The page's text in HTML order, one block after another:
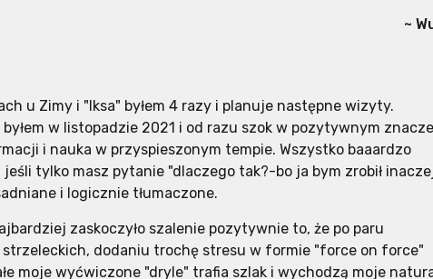
~
u Zimy i "Iksa" byłem 4 razy i planuje następne wizyty.
byłem w listopadzie 2021 i od razu szok w pozytywnym
i nauka w przyspieszonym tempie. Wszystko baaardzo
tylko masz pytanie "dlaczego tak?-bo ja bym zrobił
i logicznie tłumaczone.
zaskoczyło szalenie pozytywnie to, że po paru
dodaniu trochę stresu w formie "force on force"
moje wyćwiczone "dryle" trafia szlak i wychodzą moje